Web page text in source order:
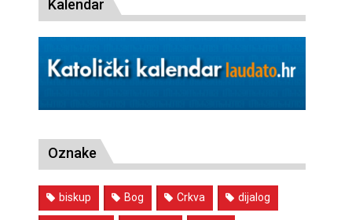
Kalendar
Oznake
biskup Bog Crkva dijalog